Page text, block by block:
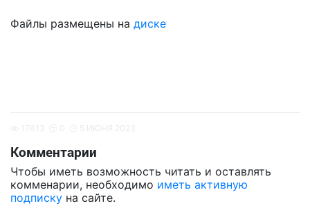
Файлы размещены на диске
Комментарии
Чтобы иметь возможность читать и оставлять
комменарии, необходимо иметь активную
подписку на сайте.